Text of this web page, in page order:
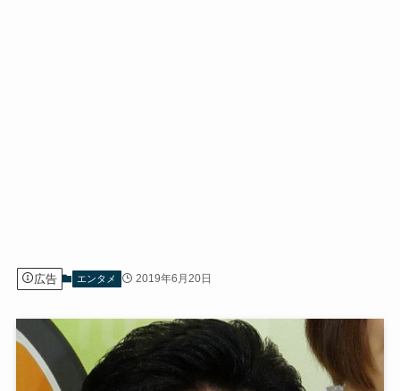
広告 エンタメ 2019年6月20日